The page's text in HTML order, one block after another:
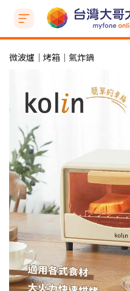
微波爐│烤箱│氣炸鍋